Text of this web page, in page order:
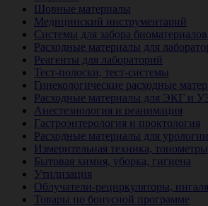
Шовные материалы
Медицинский инструментарий
Системы для забора биоматериалов
Расходные материалы для
Реагенты для лабораторий
Тест-полоски, тест-системы
Гинекологические расходные
Расходные материалы для ЭКГ и
Анестезиология и реанимация
Гастроэнтерология и проктология
Расходные материалы для урологии
Измерительная техника,
Бытовая химия, уборка, гигиена
Утилизация
Облучатели-рециркуляторы,
Товары по бонусной программе